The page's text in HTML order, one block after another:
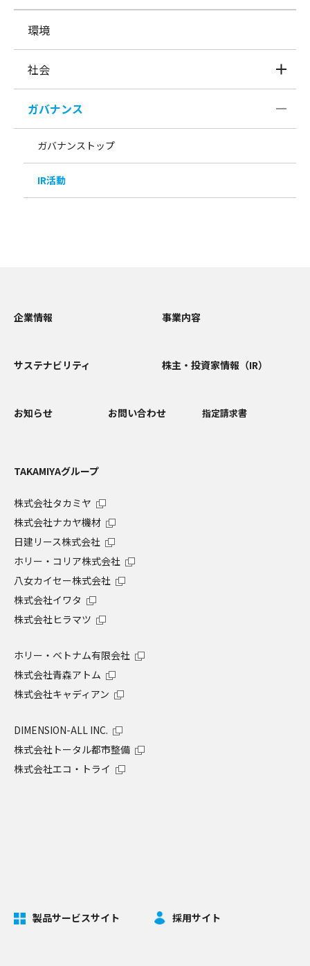
環境
社会
ガバナンス
ガバナンストップ
IR活動
企業情報 事業内容
サステナビリティ 株主・投資家情報（IR）
お知らせ お問い合わせ 指定請求書
TAKAMIYAグループ
株式会社タカミヤ
株式会社ナカヤ機材
日建リース株式会社
ホリー・コリア株式会社
八女カイセー株式会社
株式会社イワタ
株式会社ヒラマツ
ホリー・ベトナム有限会社
株式会社青森アトム
株式会社キャディアン
DIMENSION-ALL INC.
株式会社トータル都市整備
株式会社エコ・トライ
製品サービスサイト 採用サイト